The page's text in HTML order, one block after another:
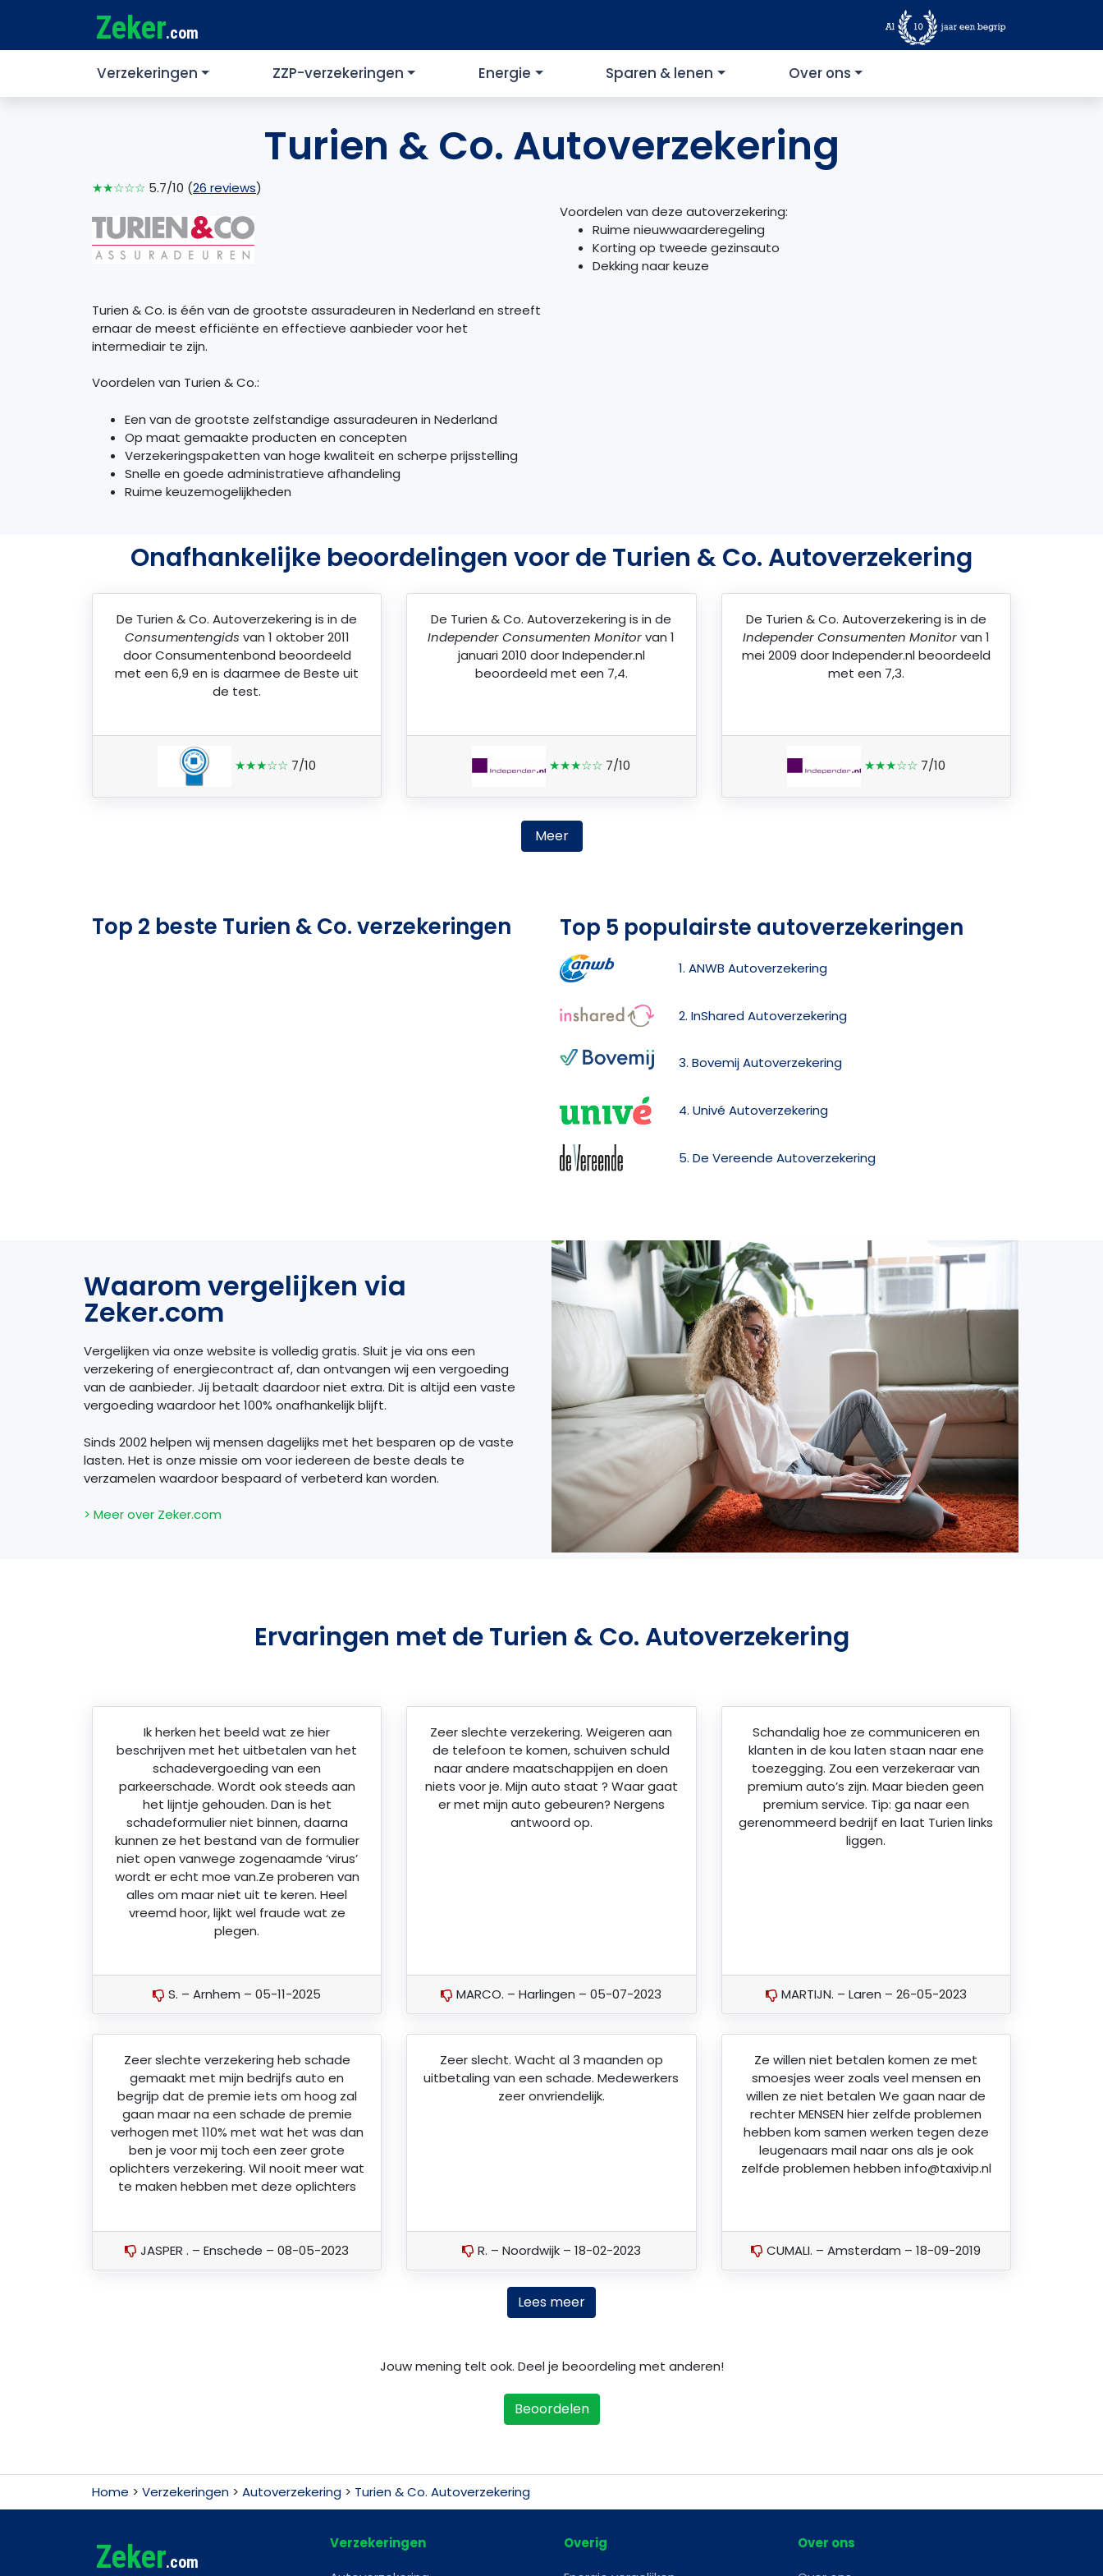
Zeker.com
Verzekeringen ZZP-verzekeringen Energie Sparen & lenen Over ons
Turien & Co. Autoverzekering
★★☆☆☆ 5.7/10 (26 reviews)
Turien & Co. is één van de grootste assuradeuren in Nederland en streeft
ernaar de meest efficiënte en effectieve aanbieder voor het
intermediair te zijn.
Voordelen van Turien & Co.:
Een van de grootste zelfstandige assuradeuren in Nederland
Op maat gemaakte producten en concepten
Verzekeringspaketten van hoge kwaliteit en scherpe prijsstelling
Snelle en goede administratieve afhandeling
Ruime keuzemogelijkheden
Voordelen van deze autoverzekering:
Ruime nieuwwaarderegeling
Korting op tweede gezinsauto
Dekking naar keuze
Onafhankelijke beoordelingen voor de Turien & Co. Autoverzekering
De Turien & Co. Autoverzekering is in de
Consumentengids van 1 oktober 2011
doorConsumentenbond beoordeeld
met een 6,9 en is daarmee de Beste uit
de test.
★★★☆☆ 7/10
De Turien & Co. Autoverzekering is in de
Independer Consumenten Monitorvan 1
januari 2010 doorIndepender.nl
beoordeeld met een 7,4.
★★★☆☆ 7/10
De Turien & Co. Autoverzekering is in de
Independer Consumenten Monitorvan 1
mei 2009 doorIndepender.nlbeoordeeld
met een 7,3.
★★★☆☆ 7/10
Meer
Top 2 beste Turien & Co. verzekeringen Top 5 populairste autoverzekeringen
1. ANWB Autoverzekering
2. InShared Autoverzekering
3. Bovemij Autoverzekering
4. Univé Autoverzekering
5. De Vereende Autoverzekering
Waarom vergelijken via
Zeker.com
Vergelijken via onze website is volledig gratis. Sluit je via ons een
verzekering of energiecontract af, dan ontvangen wij een vergoeding
van de aanbieder. Jij betaalt daardoor niet extra. Dit is altijd een vaste
vergoeding waardoor het 100% onafhankelijk blijft.
Sinds 2002 helpen wij mensen dagelijks met het besparen op de vaste
lasten. Het is onze missie om voor iedereen de beste deals te
verzamelen waardoor bespaard of verbeterd kan worden.
> Meer over Zeker.com
Ervaringen met de Turien & Co. Autoverzekering
Ik herken het beeld wat ze hier
beschrijven met het uitbetalen van het
schadevergoeding van een
parkeerschade. Wordt ook steeds aan
het lijntje gehouden. Dan is het
schadeformulier niet binnen, daarna
kunnen ze het bestand van de formulier
niet open vanwege zogenaamde ‘virus’
wordt er echt moe van.Ze proberen van
alles om maar niet uit te keren. Heel
vreemd hoor, lijkt wel fraude wat ze
plegen.
S. – Arnhem – 05-11-2025
Zeer slechte verzekering. Weigeren aan
de telefoon te komen, schuiven schuld
naar andere maatschappijen en doen
niets voor je. Mijn auto staat ? Waar gaat
er met mijn auto gebeuren? Nergens
antwoord op.
MARCO. – Harlingen – 05-07-2023
Schandalig hoe ze communiceren en
klanten in de kou laten staan naar ene
toezegging. Zou een verzekeraar van
premium auto’s zijn. Maar bieden geen
premium service. Tip: ga naar een
gerenommeerd bedrijf en laat Turien links
liggen.
MARTIJN. – Laren – 26-05-2023
Zeer slechte verzekering heb schade
gemaakt met mijn bedrijfs auto en
begrijp dat de premie iets om hoog zal
gaan maar na een schade de premie
verhogen met 110% met wat het was dan
ben je voor mij toch een zeer grote
oplichters verzekering. Wil nooit meer wat
te maken hebben met deze oplichters
JASPER . – Enschede – 08-05-2023
Zeer slecht. Wacht al 3 maanden op
uitbetaling van een schade. Medewerkers
zeer onvriendelijk.
R. – Noordwijk – 18-02-2023
Ze willen niet betalen komen ze met
smoesjes weer zoals veel mensen en
willen ze niet betalen We gaan naar de
rechter MENSEN hier zelfde problemen
hebben kom samen werken tegen deze
leugenaars mail naar ons als je ook
zelfde problemen hebben info@taxivip.nl
CUMALI. – Amsterdam – 18-09-2019
Lees meer
Jouw mening telt ook. Deel je beoordeling met anderen!
Beoordelen
Home > Verzekeringen > Autoverzekering > Turien & Co. Autoverzekering
Zeker.com
Verzekeringen
Overig
Over ons